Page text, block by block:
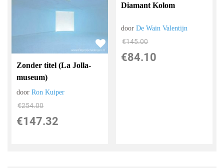
Zonder titel (La Jolla-
museum)
doorRon Kuiper
€254.00
€147.32
Diamant Kolom
doorDe Wain Valentijn
€145.00
€84.10